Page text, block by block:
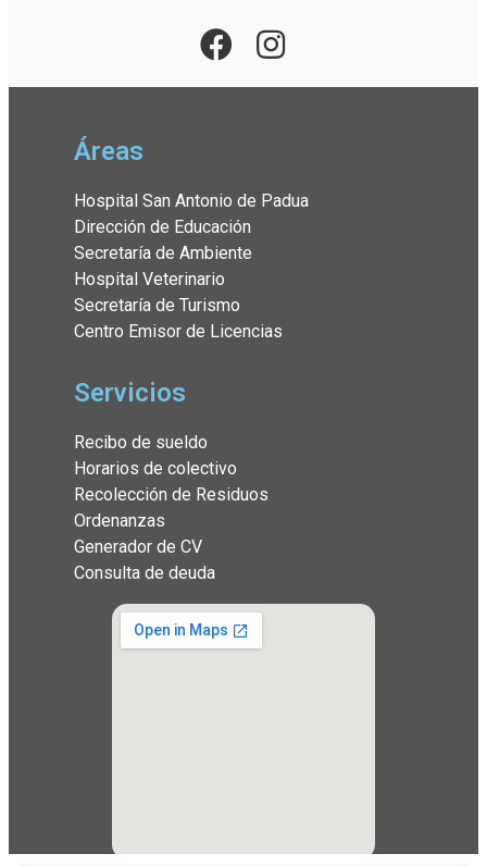
Áreas
Hospital San Antonio de Padua
Dirección de Educación
Secretaría de Ambiente
Hospital Veterinario
Secretaría de Turismo
Centro Emisor de Licencias
Servicios
Recibo de sueldo
Horarios de colectivo
Recolección de Residuos
Ordenanzas
Generador de CV
Consulta de deuda